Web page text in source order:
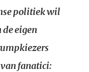
politiek wil
eigen
fanatici: